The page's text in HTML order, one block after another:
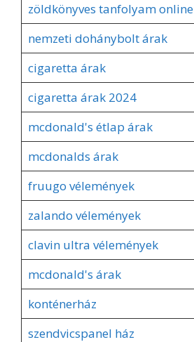
zöldkönyves tanfolyam online
nemzeti dohánybolt árak
cigaretta árak
cigaretta árak 2024
mcdonald's étlap árak
mcdonalds árak
fruugo vélemények
zalando vélemények
clavin ultra vélemények
mcdonald's árak
konténerház
szendvicspanel ház